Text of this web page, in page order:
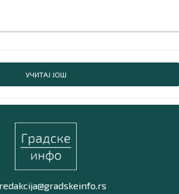
УЧИТАЈ ЈОШ
redakcija@gradskeinfo.rs